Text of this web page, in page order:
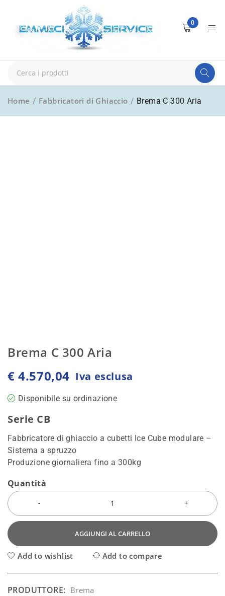
0
Home / Fabbricatori di Ghiaccio / Brema C 300 Aria
Brema C 300 Aria
€ 4.570,04 Iva esclusa
Disponibile su ordinazione
Serie CB
Fabbricatore di ghiaccio a cubetti Ice Cube modulare –
Sistema a spruzzo
Produzione giornaliera fino a 300kg
Quantità
AGGIUNGI AL CARRELLO
Add to wishlist Add to compare
PRODUTTORE: Brema